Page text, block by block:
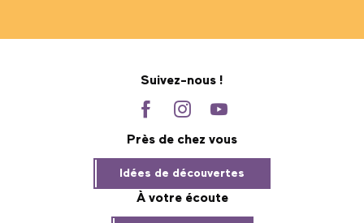
Suivez-nous !
Près de chez vous
Idées de découvertes
À votre écoute